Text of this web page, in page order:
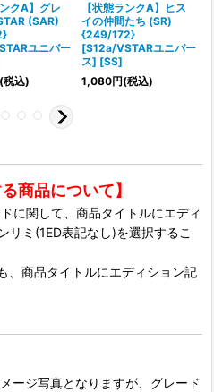
ンクA】グレ
(SAR)
ユニバー
(税込)
【状態ランクA】ヒス
イの仲間たち (SR)
{249/172}
[S12a/VSTARユニバー
ス] [SS]
1,080円(税込)
商品について】
に関して、商品タイトルにエディ
リミ(1ED表記なし)を選択するこ
、商品タイトルにエディション記
ージ写真となりますが、グレード